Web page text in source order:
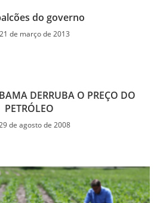
do governo
21 de março de 2013
DERRUBA O PREÇO DO
PETRÓLEO
de agosto de 2008